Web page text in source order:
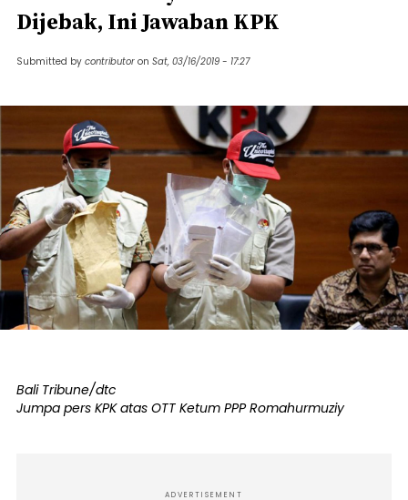
Dijebak, Ini Jawaban KPK
Submitted by contributor on Sat, 03/16/2019 - 17:27
Bali Tribune/dtc
Jumpa pers KPK atas OTT Ketum PPP Romahurmuziy
ADVERTISEMENT